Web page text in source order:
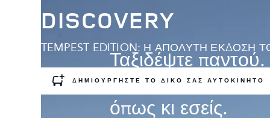
DISCOVERY
TEMPEST EDITION: Η ΑΠΟΛΥΤΗ ΕΚΔΟΣΗ
ΔΗΜΙΟΥΡΓΗΣΤΕ ΤΟ ΔΙΚΟ ΣΑΣ ΑΥΤΟΚΙΝΗΤΟ
Ταξιδέψτε
σας. Το επταθέσιο
όπως κι εσείς.